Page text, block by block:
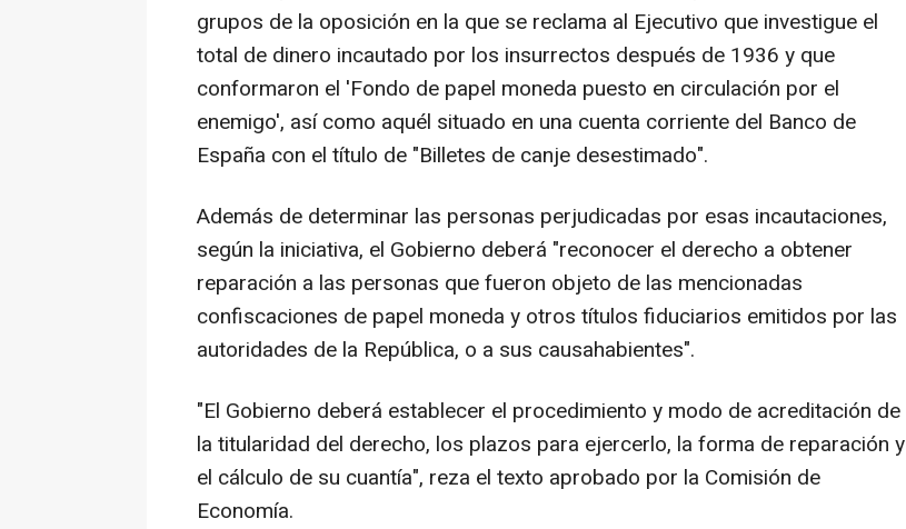
grupos de la oposición en la que se reclama al Ejecutivo que investigue el
total de dinero incautado por los insurrectos después de 1936 y que
conformaron el 'Fondo de papel moneda puesto en circulación por el
enemigo', así como aquél situado en una cuenta corriente del Banco de
España con el título de "Billetes de canje desestimado".
Además de determinar las personas perjudicadas por esas incautaciones,
según la iniciativa, el Gobierno deberá "reconocer el derecho a obtener
reparación a las personas que fueron objeto de las mencionadas
confiscaciones de papel moneda y otros títulos fiduciarios emitidos por las
autoridades de la República, o a sus causahabientes".
"El Gobierno deberá establecer el procedimiento y modo de acreditación de
la titularidad del derecho, los plazos para ejercerlo, la forma de reparación y
el cálculo de su cuantía", reza el texto aprobado por la Comisión de
Economía.